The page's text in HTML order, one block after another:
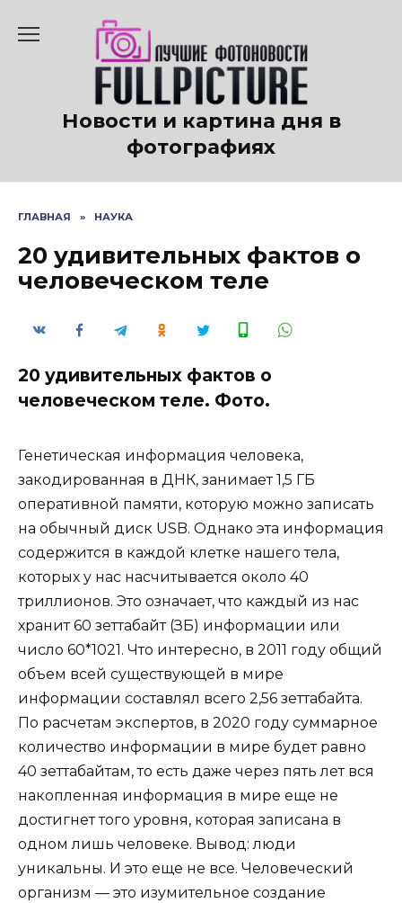
содержанию
Новости и картина дня в
фотографиях
ГЛАВНАЯ » НАУКА
20 удивительных фактов о
человеческом теле
20 удивительных фактов о
человеческом теле. Фото.
Генетическая информация человека,
закодированная в ДНК, занимает 1,5 ГБ
оперативной памяти, которую можно записать
на обычный диск USB. Однако эта информация
содержится в каждой клетке нашего тела,
которых у нас насчитывается около 40
триллионов. Это означает, что каждый из нас
хранит 60 зеттабайт (ЗБ) информации или
число 60*1021. Что интересно, в 2011 году общий
объем всей существующей в мире
информации составлял всего 2,56 зеттабайта.
По расчетам экспертов, в 2020 году суммарное
количество информации в мире будет равно
40 зеттабайтам, то есть даже через пять лет вся
накопленная информация в мире еще не
достигнет того уровня, которая записана в
одном лишь человеке. Вывод: люди
уникальны. И это еще не все. Человеческий
организм — это изумительное создание